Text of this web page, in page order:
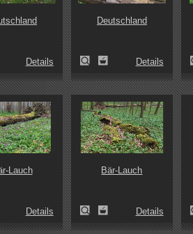
Details
Deutschland
Details
Lauch
Details
Bär-Lauch
Details